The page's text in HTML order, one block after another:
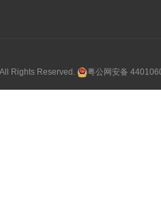
Rights Reserved.
粤公网安备